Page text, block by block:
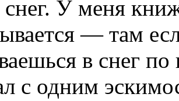
снег. У меня
— там
в снег
с одним